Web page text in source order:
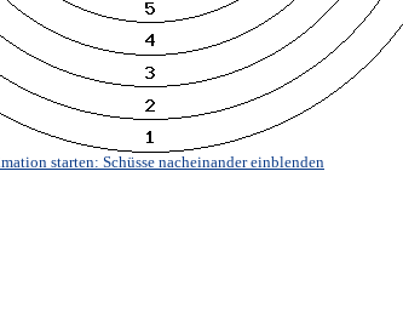
starten: Schüsse nacheinander einblenden